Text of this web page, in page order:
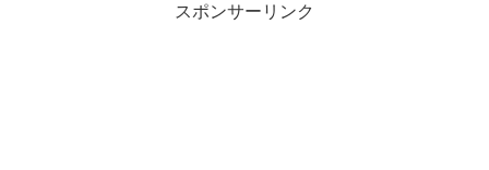
スポンサーリンク